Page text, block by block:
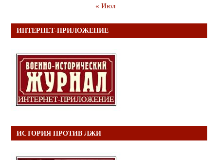
« Июл
ИНТЕРНЕТ-ПРИЛОЖЕНИЕ
ИСТОРИЯ ПРОТИВ ЛЖИ